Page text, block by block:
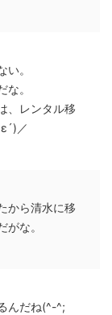
。
。
、レンタル移
／
から清水に移
な。
んだね(^-^;